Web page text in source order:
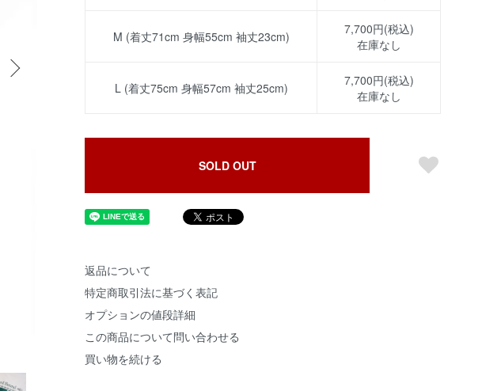
M (着丈71cm 身幅55cm 袖丈23cm)
7,700円(税込)
在庫なし
L (着丈75cm 身幅57cm 袖丈25cm)
7,700円(税込)
在庫なし
SOLD OUT
返品について
特定商取引法に基づく表記
オプションの値段詳細
この商品について問い合わせる
買い物を続ける